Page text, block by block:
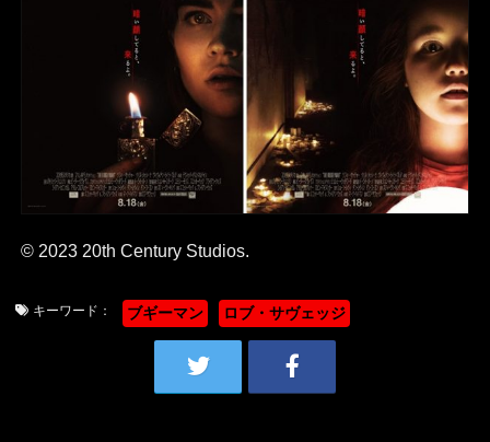
© 2023 20th Century Studios.
キーワード： ブギーマン ロブ・サヴェッジ